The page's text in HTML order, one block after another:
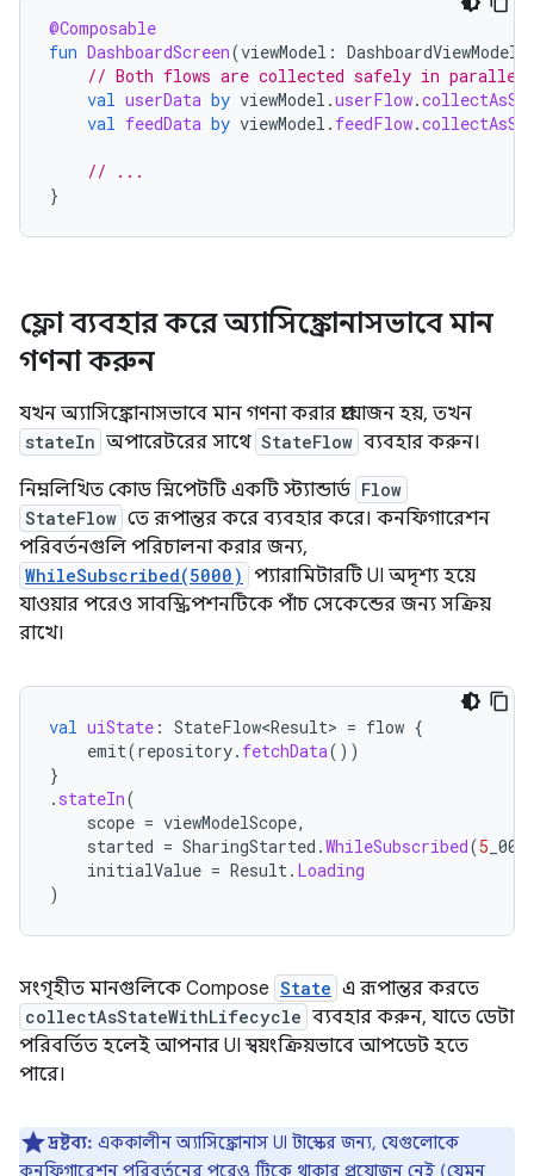
@Composable
fun DashboardScreen(viewModel : DashboardViewModel
// Both flows are collected safely in parallel
val userData by viewModel .userFlow.
val feedData by viewModel . feedFlow.
// ...
}
ফ্লো ব্যবহার করে অ্যাসিঙ্ক্রোনাসভাবে মান
গণনা করুন
যখন অ্যাসিঙ্ক্রোনাসভাবে মান গণনা করার প্রয়োজন হয়, তখন
stateIn অপারেটরের সাথে StateFlow ব্যবহার করুন।
নিম্নলিখিত কোড স্নিপেটটি একটি স্ট্যান্ডার্ড Flow
StateFlow তে রূপান্তর করে ব্যবহার করে। কনফিগারেশন
পরিবর্তনগুলি পরিচালনা করার জন্য,
WhileSubscribed(5000) প্যারামিটারটি UI অদৃশ্য হয়ে
যাওয়ার পরেও সাবস্ক্রিপশনটিকে পাঁচ সেকেন্ডের জন্য সক্রিয়
রাখে।
val uiState : StateFlow<Result> = flow {
emit(repository. fetchData())
}
. stateIn(
scope = viewModelScope,
started = SharingStarted .WhileSubscribed(5 _000
initialValue = Result. Loading
)
সংগৃহীত মানগুলিকে Compose State এ রূপান্তর করতে
collectAsStateWithLifecycle ব্যবহার করুন, যাতে ডেটা
পরিবর্তিত হলেই আপনার UI স্বয়ংক্রিয়ভাবে আপডেট হতে
পারে।
দ্রষ্টব্য: এককালীন অ্যাসিঙ্ক্রোনাস UI টাস্কের জন্য, যেগুলোকে
কনফিগারেশন পরিবর্তনের পরেও টিকে থাকার প্রয়োজন নেই (যেমন